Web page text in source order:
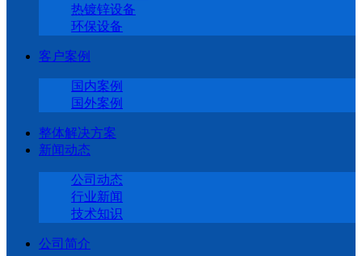
热镀锌设备
环保设备
客户案例
国内案例
国外案例
整体解决方案
新闻动态
公司动态
行业新闻
技术知识
公司简介